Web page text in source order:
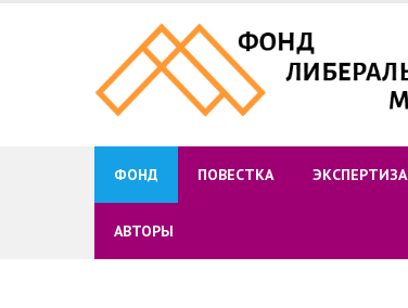
ФОНД ПОВЕСТКА ЭКСПЕРТИЗА
АВТОРЫ